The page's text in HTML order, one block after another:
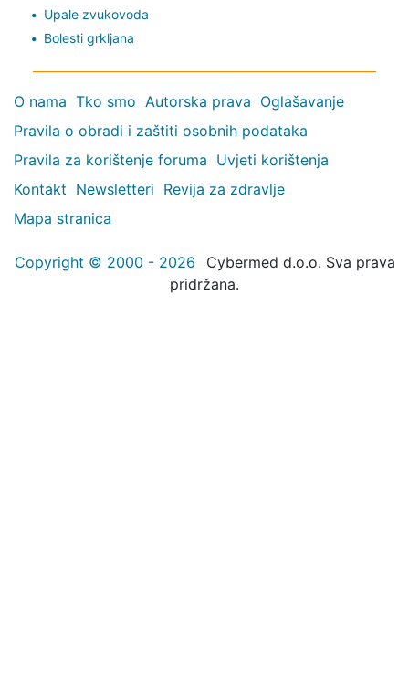
Upale zvukovoda
Bolesti grkljana
O nama Tko smo Autorska prava Oglašavanje
Pravila o obradi i zaštiti osobnih podataka
Pravila za korištenje foruma Uvjeti korištenja
Kontakt Newsletteri Revija za zdravlje
Mapa stranica
Copyright © 2000 - 2026
Cybermed d.o.o. Sva prava
pridržana.